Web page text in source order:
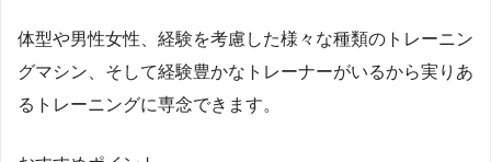
体型や男性女性、経験を考慮した様々な種類のトレーニン
グマシン、そして経験豊かなトレーナーがいるから実りあ
るトレーニングに専念できます。